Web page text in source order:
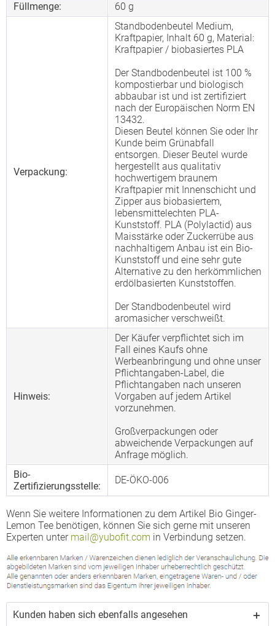
Füllmenge:
60 g
Verpackung:
Standbodenbeutel Medium,
Kraftpapier, Inhalt 60 g, Material:
Kraftpapier / biobasiertes PLA
Der Standbodenbeutel ist 100 %
kompostierbar und biologisch
abbaubar ist und ist zertifiziert
nach der Europäischen Norm EN
13432.
Diesen Beutel können Sie oder Ihr
Kunde beim Grünabfall
entsorgen. Dieser Beutel wurde
hergestellt aus qualitativ
hochwertigem braunem
Kraftpapier mit Innenschicht und
Zipper aus biobasiertem,
lebensmittelechten PLA-
Kunststoff. PLA (Polylactid) aus
Maisstärke oder Zuckerrübe aus
nachhaltigem Anbau ist ein Bio-
Kunststoff und eine sehr gute
Alternative zu den herkömmlichen
erdölbasierten Kunststoffen.
Der Standbodenbeutel wird
aromasicher verschweißt.
Hinweis:
Der Käufer verpflichtet sich im
Fall eines Kaufs ohne
Werbeanbringung und ohne unser
Pflichtangaben-Label, die
Pflichtangaben nach unseren
Vorgaben auf jedem Artikel
vorzunehmen.
Großverpackungen oder
abweichende Verpackungen auf
Anfrage möglich.
Bio-
Zertifizierungsstelle:
DE-ÖKO-006
Wenn Sie weitere Informationen zu dem Artikel Bio Ginger-
Lemon Tee benötigen, können Sie sich gerne mit unseren
Experten unter mail@yubofit.com in Verbindung setzen.
Kunden haben sich ebenfalls angesehen